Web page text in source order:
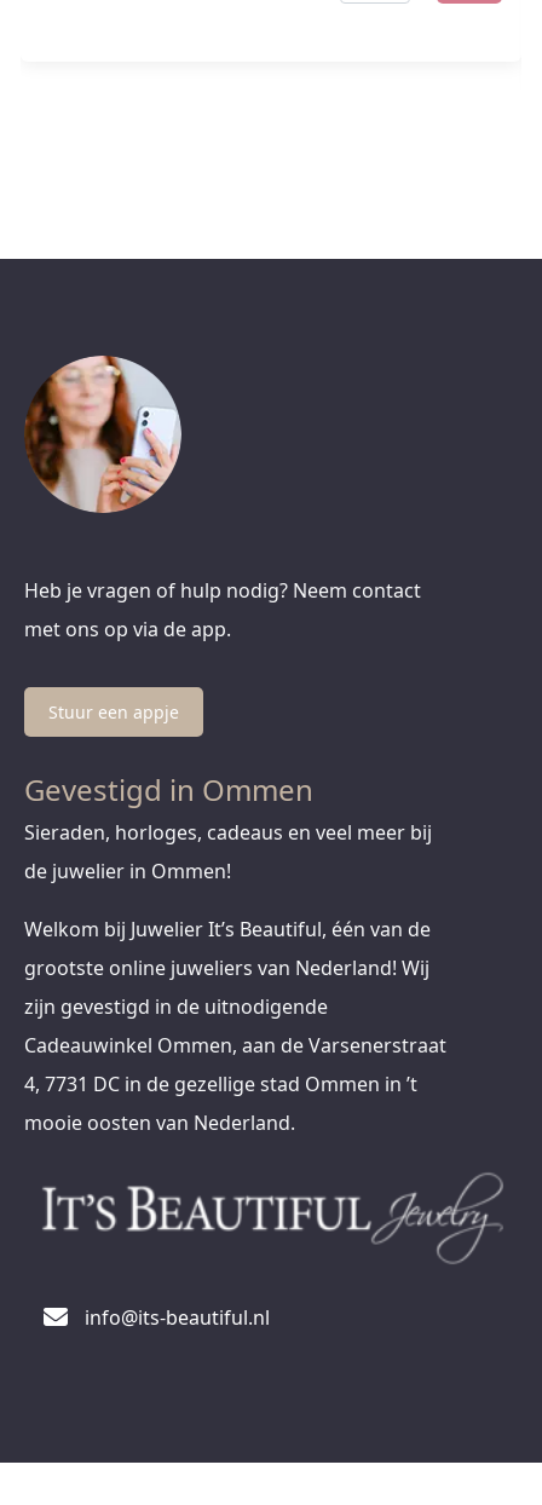
Heb je vragen of hulp nodig? Neem contact
met ons op via de app.
Stuur een appje
Gevestigd in Ommen
Sieraden, horloges, cadeaus en veel meer bij
de juwelier in Ommen!
Welkom bij Juwelier It’s Beautiful, één van de
grootste online juweliers van Nederland! Wij
zijn gevestigd in de uitnodigende
Cadeauwinkel Ommen, aan de Varsenerstraat
4, 7731 DC in de gezellige stad Ommen in ’t
mooie oosten van Nederland.
info@its-beautiful.nl